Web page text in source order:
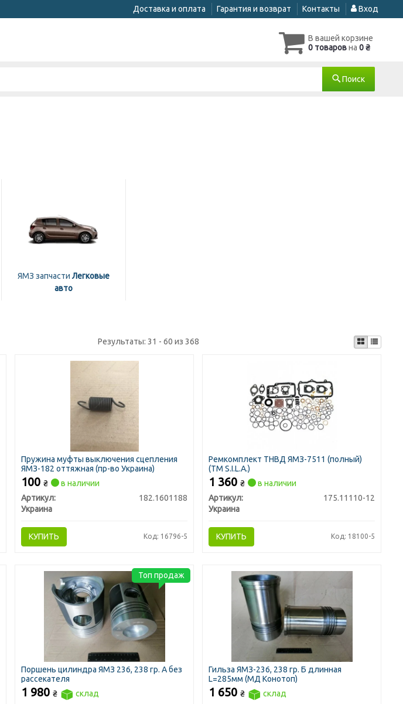
Доставка и оплата Гарантия и возврат Контакты Вход
В вашей корзине
0 товаровна 0 ₴
Поиск
ЯМЗ запчасти Легковые
авто
Результаты: 31 - 60 из 368
Пружина муфты выключения сцепления
ЯМЗ-182 оттяжная (пр-во Украина)
100₴
в наличии
Артикул:
182.1601188
Украина
КУПИТЬ Код: 16796-5
Ремкомплект ТНВД ЯМЗ-7511 (полный)
(TM S.I.L.A.)
1 360₴
в наличии
Артикул:
175.11110-12
Украина
КУПИТЬ Код: 18100-5
Поршень цилиндра ЯМЗ 236, 238 гр. А без
рассекателя
1 980₴
склад
Топ продаж
Гильза ЯМЗ-236, 238 гр. Б длинная
L=285мм (МД Конотоп)
1 650₴
склад